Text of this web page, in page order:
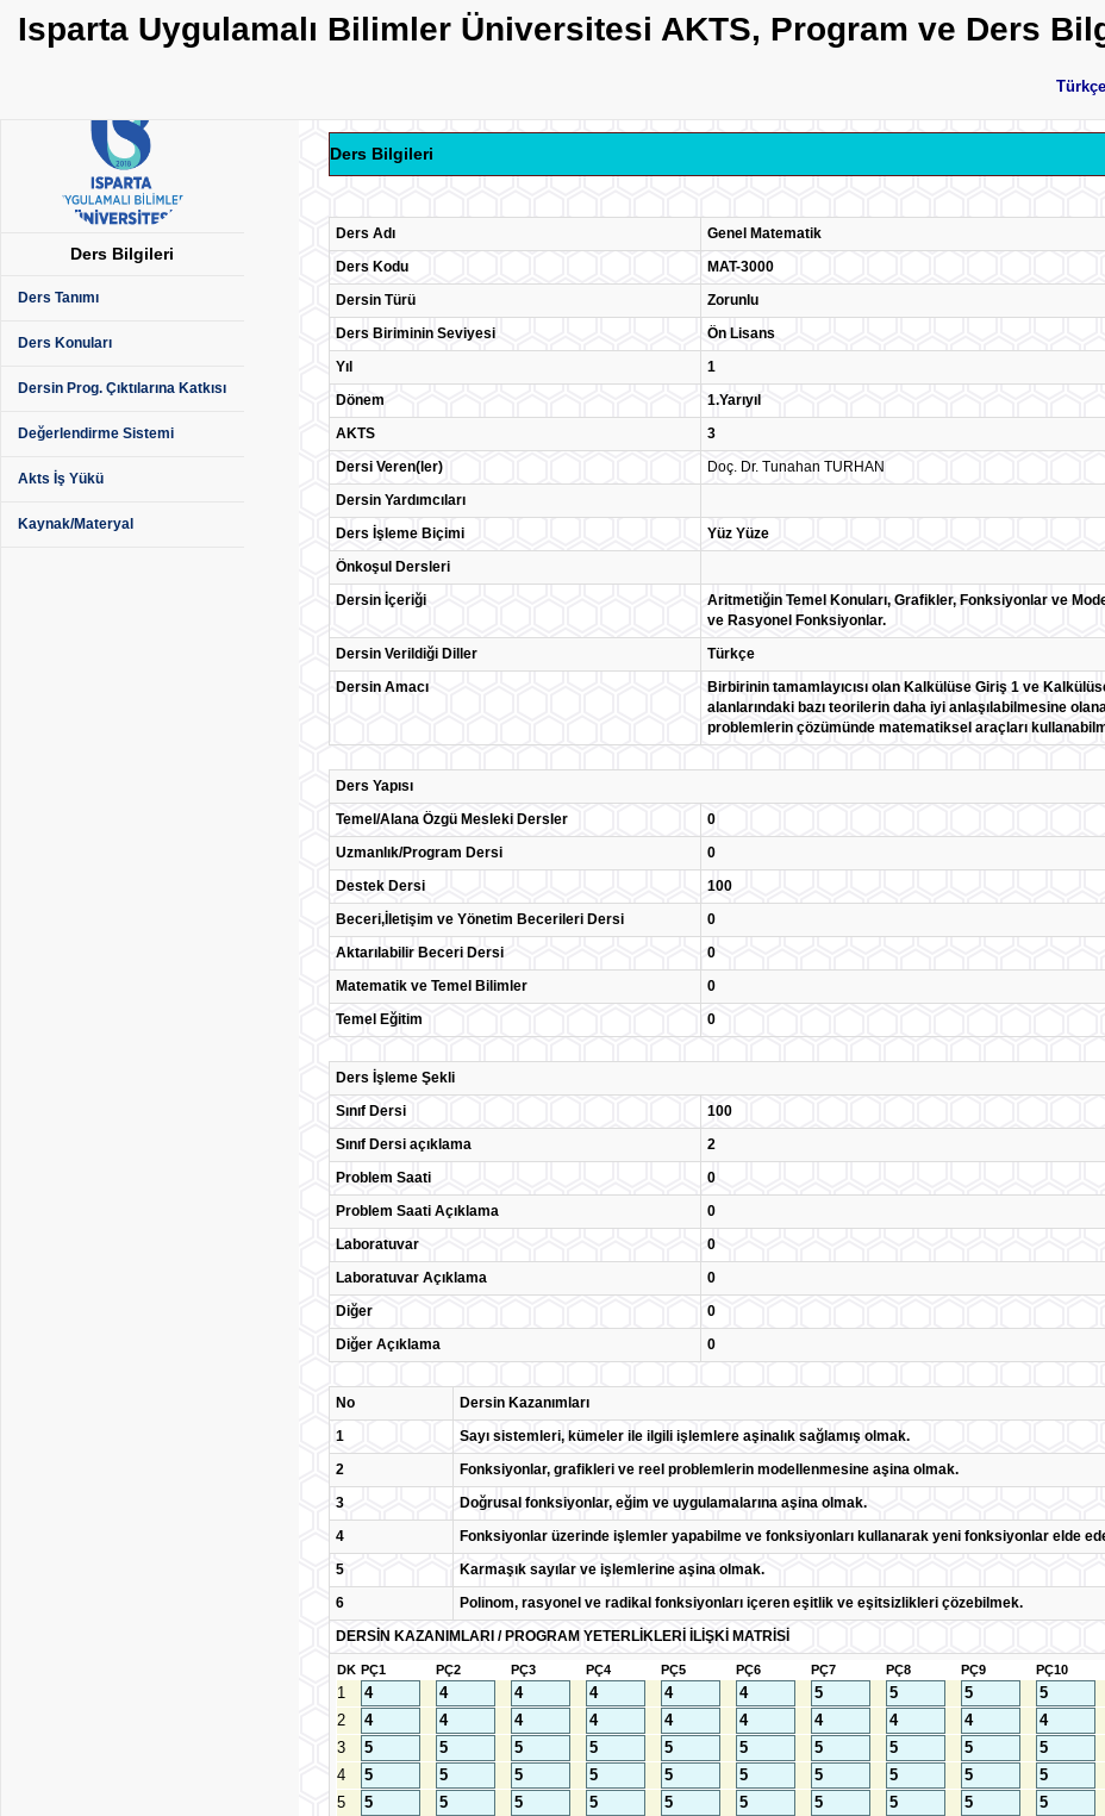
Isparta Uygulamalı Bilimler Üniversitesi AKTS, Program ve Ders
Türkçe
Ders Bilgileri
Ders Tanımı
Ders Konuları
Dersin Prog. Çıktılarına Katkısı
Değerlendirme Sistemi
Akts İş Yükü
Kaynak/Materyal
Ders Bilgileri
Ders Adı
Genel Matematik
Ders Kodu
MAT-3000
Dersin Türü
Zorunlu
Ders Biriminin Seviyesi
Ön Lisans
Yıl
1
Dönem
1.Yarıyıl
AKTS
3
Dersi Veren(ler)
Doç. Dr. Tunahan TURHAN
Dersin Yardımcıları
Ders İşleme Biçimi
Yüz Yüze
Önkoşul Dersleri
Dersin İçeriği
Aritmetiğin Temel Konuları, Grafikler, Fonksiyonlar ve
ve Rasyonel Fonksiyonlar.
Dersin Verildiği Diller
Türkçe
Dersin Amacı
Birbirinin tamamlayıcısı olan Kalkülüse Giriş 1 ve
alanlarındaki bazı teorilerin daha iyi anlaşılabilmesine
problemlerin çözümünde matematiksel araçları
Ders Yapısı
Temel/Alana Özgü Mesleki Dersler
0
Uzmanlık/Program Dersi
0
Destek Dersi
100
Beceri,İletişim ve Yönetim Becerileri Dersi
0
Aktarılabilir Beceri Dersi
0
Matematik ve Temel Bilimler
0
Temel Eğitim
0
Ders İşleme Şekli
Sınıf Dersi
100
Sınıf Dersi açıklama
2
Problem Saati
0
Problem Saati Açıklama
0
Laboratuvar
0
Laboratuvar Açıklama
0
Diğer
0
Diğer Açıklama
0
No
Dersin Kazanımları
1
Sayı sistemleri, kümeler ile ilgili işlemlere aşinalık sağlamış olmak.
2
Fonksiyonlar, grafikleri ve reel problemlerin modellenmesine aşina olmak.
3
Doğrusal fonksiyonlar, eğim ve uygulamalarına aşina olmak.
4
Fonksiyonlar üzerinde işlemler yapabilme ve fonksiyonları kullanarak yeni fonksiyonlar elde
5
Karmaşık sayılar ve işlemlerine aşina olmak.
6
Polinom, rasyonel ve radikal fonksiyonları içeren eşitlik ve eşitsizlikleri çözebilmek.
DERSİN KAZANIMLARI / PROGRAM YETERLİKLERİ İLİŞKİ MATRİSİ
DK PÇ1 PÇ2 PÇ3 PÇ4 PÇ5 PÇ6 PÇ7 PÇ8 PÇ9 PÇ10
1
2
3
4
5